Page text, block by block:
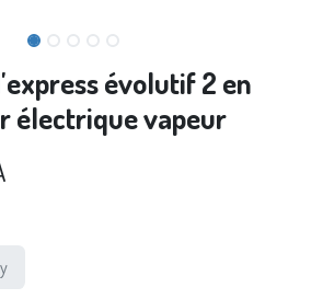
évolutif 2 en
électrique vapeur